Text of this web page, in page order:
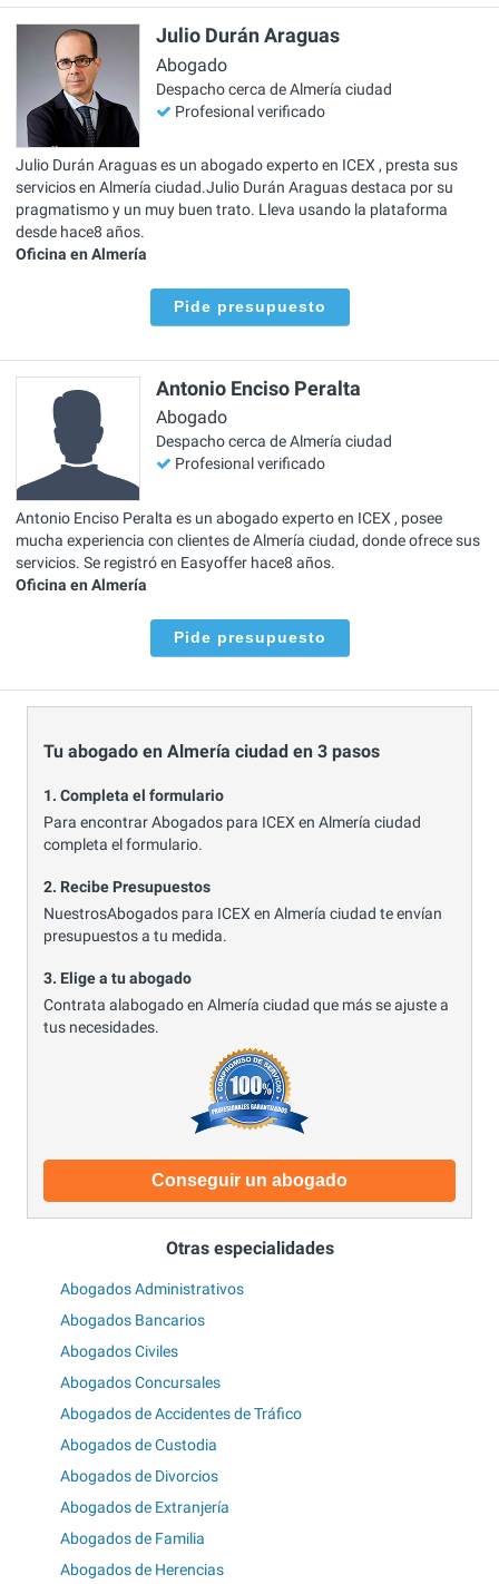
Julio Durán Araguas
Abogado
Despacho cerca de Almería ciudad
Profesional verificado
Julio Durán Araguas es un abogado experto en ICEX , presta sus
servicios en Almería ciudad.Julio Durán Araguas destaca por su
pragmatismo y un muy buen trato. Lleva usando la plataforma
desde hace8 años.
Oficina en Almería
Pide presupuesto
Antonio Enciso Peralta
Abogado
Despacho cerca de Almería ciudad
Profesional verificado
Antonio Enciso Peralta es un abogado experto en ICEX , posee
mucha experiencia con clientes de Almería ciudad, donde ofrece sus
servicios. Se registró en Easyoffer hace8 años.
Oficina en Almería
Pide presupuesto
Tu abogado en Almería ciudad en 3 pasos
1. Completa el formulario
Para encontrar Abogados para ICEX en Almería ciudad
completa el formulario.
2. Recibe Presupuestos
NuestrosAbogados para ICEX en Almería ciudad te envían
presupuestos a tu medida.
3. Elige a tu abogado
Contrata alabogado en Almería ciudad que más se ajuste a
tus necesidades.
Conseguir un abogado
Otras especialidades
Abogados Administrativos
Abogados Bancarios
Abogados Civiles
Abogados Concursales
Abogados de Accidentes de Tráfico
Abogados de Custodia
Abogados de Divorcios
Abogados de Extranjería
Abogados de Familia
Abogados de Herencias